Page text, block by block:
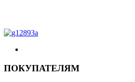
ПОКУПАТЕЛЯМ